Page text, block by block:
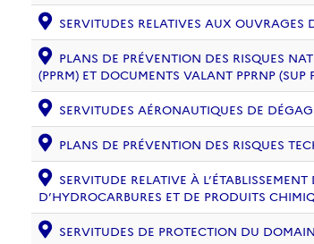
SERVITUDES RELATIVES AUX OUVRAGES
PLANS DE PRÉVENTION DES RISQUES
(PPRM) ET DOCUMENTS VALANT PPRNP (SUP
SERVITUDES AÉRONAUTIQUES DE
PLANS DE PRÉVENTION DES RISQUES
SERVITUDE RELATIVE À
D’HYDROCARBURES ET DE PRODUITS
SERVITUDES DE PROTECTION DU